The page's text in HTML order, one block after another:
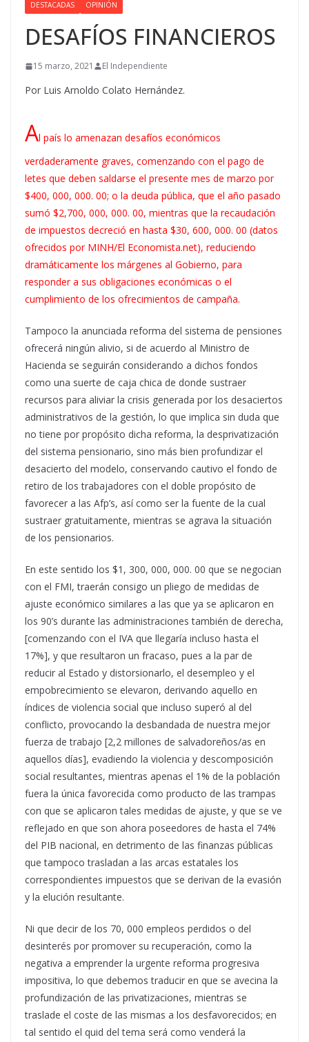
DESTACADAS OPINIÓN
DESAFÍOS FINANCIEROS
15 marzo, 2021 El Independiente
Por Luis Arnoldo Colato Hernández.
Al país lo amenazan desafíos económicos
verdaderamente graves, comenzando con el pago de
letes que deben saldarse el presente mes de marzo por
$400, 000, 000. 00; o la deuda pública, que el año pasado
sumó $2,700, 000, 000. 00, mientras que la recaudación
de impuestos decreció en hasta $30, 600, 000. 00 (datos
ofrecidos por MINH/El Economista.net), reduciendo
dramáticamente los márgenes al Gobierno, para
responder a sus obligaciones económicas o el
cumplimiento de los ofrecimientos de campaña.
Tampoco la anunciada reforma del sistema de pensiones
ofrecerá ningún alivio, si de acuerdo al Ministro de
Hacienda se seguirán considerando a dichos fondos
como una suerte de caja chica de donde sustraer
recursos para aliviar la crisis generada por los desaciertos
administrativos de la gestión, lo que implica sin duda que
no tiene por propósito dicha reforma, la desprivatización
del sistema pensionario, sino más bien profundizar el
desacierto del modelo, conservando cautivo el fondo de
retiro de los trabajadores con el doble propósito de
favorecer a las Afp’s, así como ser la fuente de la cual
sustraer gratuitamente, mientras se agrava la situación
de los pensionarios.
En este sentido los $1, 300, 000, 000. 00 que se negocian
con el FMI, traerán consigo un pliego de medidas de
ajuste económico similares a las que ya se aplicaron en
los 90’s durante las administraciones también de derecha,
[comenzando con el IVA que llegaría incluso hasta el
17%], y que resultaron un fracaso, pues a la par de
reducir al Estado y distorsionarlo, el desempleo y el
empobrecimiento se elevaron, derivando aquello en
índices de violencia social que incluso superó al del
conflicto, provocando la desbandada de nuestra mejor
fuerza de trabajo [2,2 millones de salvadoreños/as en
aquellos días], evadiendo la violencia y descomposición
social resultantes, mientras apenas el 1% de la población
fuera la única favorecida como producto de las trampas
con que se aplicaron tales medidas de ajuste, y que se ve
reflejado en que son ahora poseedores de hasta el 74%
del PIB nacional, en detrimento de las finanzas públicas
que tampoco trasladan a las arcas estatales los
correspondientes impuestos que se derivan de la evasión
y la elución resultante.
Ni que decir de los 70, 000 empleos perdidos o del
desinterés por promover su recuperación, como la
negativa a emprender la urgente reforma progresiva
impositiva, lo que debemos traducir en que se avecina la
profundización de las privatizaciones, mientras se
traslade el coste de las mismas a los desfavorecidos; en
tal sentido el quid del tema será como venderá la